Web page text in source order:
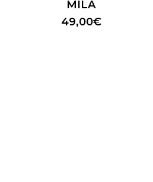
MILA
49,00€